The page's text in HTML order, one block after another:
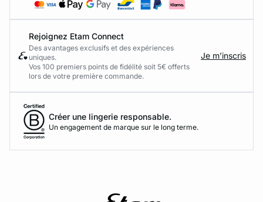
Rejoignez Etam Connect
Des avantages exclusifs et des expériences
uniques.
Vos 100 premiers points de fidélité soit 5€ offerts
lors de votre première commande.​
Je m’inscris
Créer une lingerie responsable.
Un engagement de marque sur le long terme.